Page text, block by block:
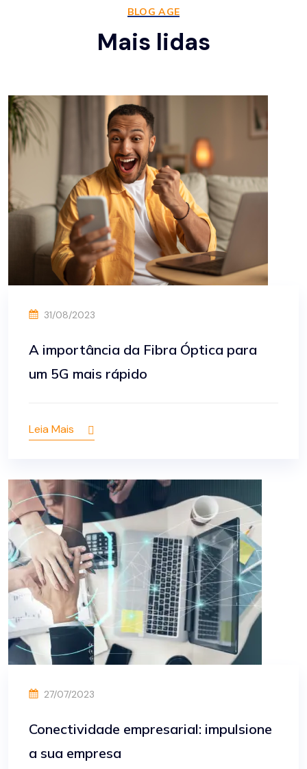
BLOG AGE
Mais lidas
31/08/2023
A importância da Fibra Óptica para
um 5G mais rápido
Leia Mais
27/07/2023
Conectividade empresarial: impulsione
a sua empresa